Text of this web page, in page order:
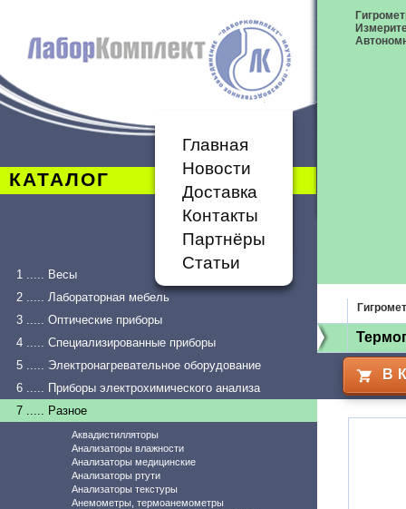
КАТАЛОГ
Главная
Новости
Доставка
Контакты
Партнёры
Статьи
1 ..... Весы
2 ..... Лабораторная мебель
3 ..... Оптические приборы
4 ..... Специализированные приборы
5 ..... Электронагревательное оборудование
6 ..... Приборы электрохимического анализа
7 ..... Разное
Аквадистилляторы
Анализаторы влажности
Анализаторы медицинские
Анализаторы ртути
Анализаторы текстуры
Анемометры, термоанемометры
В